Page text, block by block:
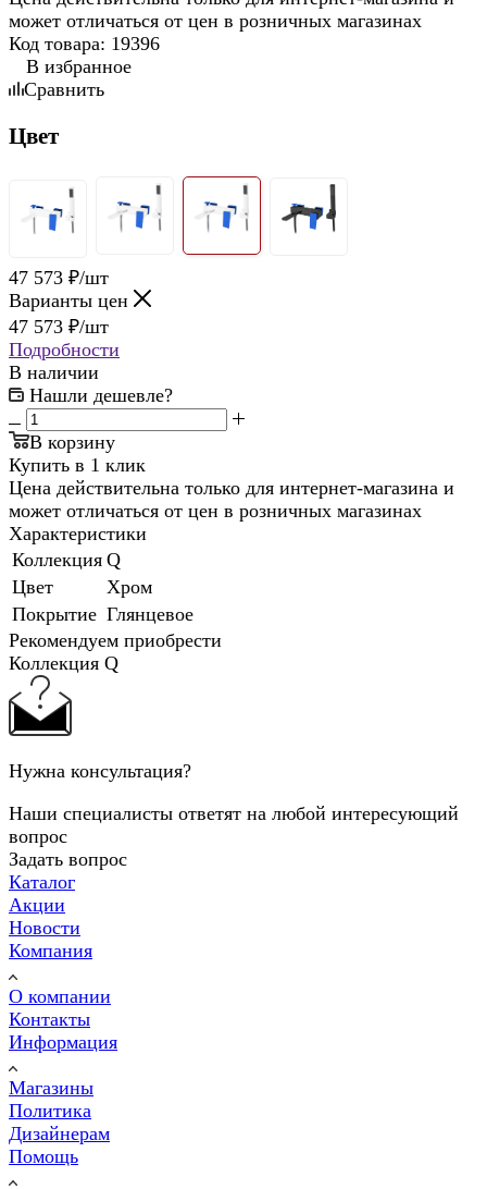
может отличаться от цен в розничных магазинах
Код товара: 19396
В избранное
Сравнить
Цвет
47 573 ₽/шт
Варианты цен
47 573 ₽/шт
Подробности
В наличии
Нашли дешевле?
В корзину
Купить в 1 клик
Цена действительна только для интернет-магазина и
может отличаться от цен в розничных магазинах
Характеристики
Коллекция Q
Цвет
Хром
Покрытие Глянцевое
Рекомендуем приобрести
Коллекция Q
Нужна консультация?
Наши специалисты ответят на любой интересующий
вопрос
Задать вопрос
Каталог
Акции
Новости
Компания
О компании
Контакты
Информация
Магазины
Политика
Дизайнерам
Помощь